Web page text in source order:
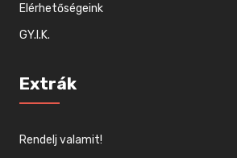
Elérhetőségeink
GY.I.K.
Extrák
Rendelj valamit!